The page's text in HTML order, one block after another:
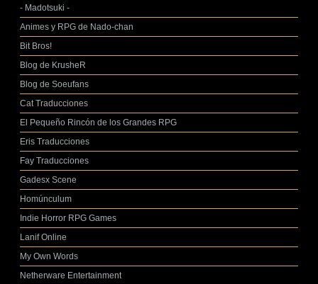
- Madotsuki -
Animes y RPG de Nado-chan
Bit Bros!
Blog de KrusheR
Blog de Soeufans
Cat Traducciones
El Pequeño Rincón de los Grandes RPG
Eris Traducciones
Fay Traducciones
Gadesx Scene
Homúnculum
Indie Horror RPG Games
Lanif Online
My Own Words
Netherware Entertainment